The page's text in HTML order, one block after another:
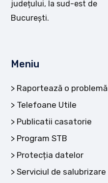
județului, la sud-est de
București.
Meniu
Raportează o problemă
Telefoane Utile
Publicatii casatorie
Program STB
Protecția datelor
Serviciul de salubrizare